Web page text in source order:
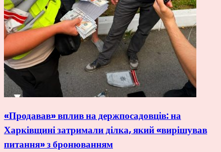
«Продавав» вплив на держпосадовців: на
Харківщині затримали ділка, який «вирішував
питання» з бронюванням